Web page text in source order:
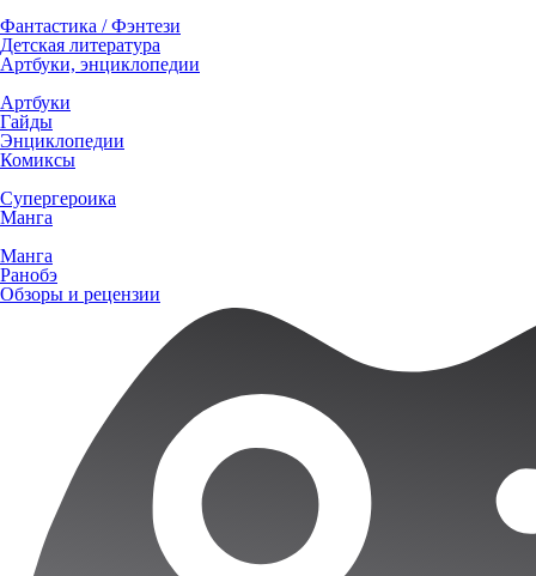
Фантастика / Фэнтези
Детская литература
Артбуки, энциклопедии
Артбуки
Гайды
Энциклопедии
Комиксы
Супергероика
Манга
Манга
Ранобэ
Обзоры и рецензии